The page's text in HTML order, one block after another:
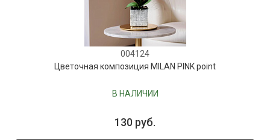
004124
Цветочная композиция MILAN PINK point
В НАЛИЧИИ
130 руб.